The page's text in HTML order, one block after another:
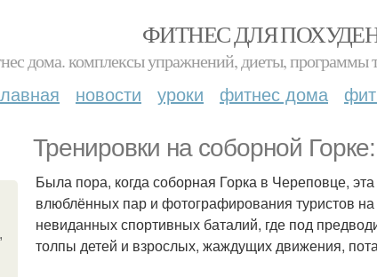
ФИТНЕС ДЛЯ
дома. комплексы упражнений, диеты, программы
новости уроки фитнес дома
Тренировки на соборной
Была пора, когда соборная Горка в Череповце,
влюблённых пар и фотографирования туристов
невиданных спортивных баталий, где под
толпы детей и взрослых, жаждущих движения,